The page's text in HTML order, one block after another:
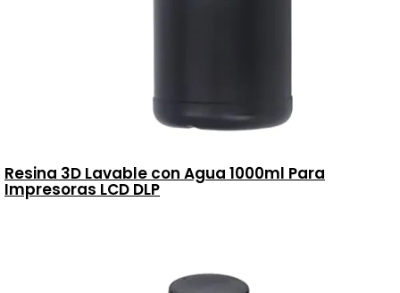
Resina 3D Lavable con Agua 1000ml Para
Impresoras LCD DLP